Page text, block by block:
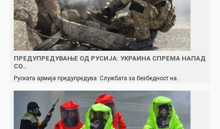
ПРЕДУПРЕДУВАЊЕ ОД РУСИЈА: УКРАИНА СПРЕМА НАПАД
СО…
Руската армија предупредува: Службата за безбедност на…